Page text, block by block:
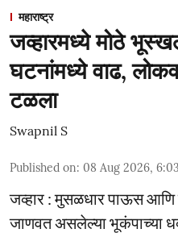
महाराष्ट्र
जव्हारमध्ये मोठे
घटनांमध्ये वाढ,
टळला
Swapnil S
Published on: 08 Aug 2026,
जव्हार : मुसळधार पाऊस आणि
जाणवत असलेल्या भूकंपाच्या